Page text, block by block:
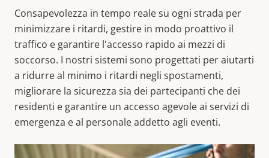
Consapevolezza in tempo reale su ogni strada per
minimizzare i ritardi, gestire in modo proattivo il
traffico e garantire l'accesso rapido ai mezzi di
soccorso. I nostri sistemi sono progettati per aiutarti
a ridurre al minimo i ritardi negli spostamenti,
migliorare la sicurezza sia dei partecipanti che dei
residenti e garantire un accesso agevole ai servizi di
emergenza e al personale addetto agli eventi.